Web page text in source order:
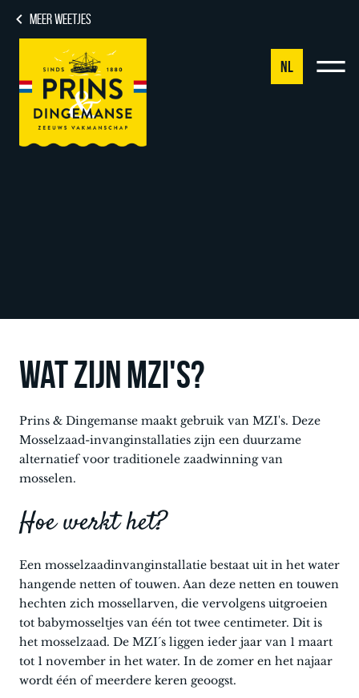
MEER WEETJES
NL
Wat zijn MZI's?
Prins & Dingemanse maakt gebruik van MZI's. Deze
Mosselzaad-invanginstallaties zijn een duurzame
alternatief voor traditionele zaadwinning van
mosselen.
Hoe werkt het?
Een mosselzaadinvanginstallatie bestaat uit in het water
hangende netten of touwen. Aan deze netten en touwen
hechten zich mossellarven, die vervolgens uitgroeien
tot babymosseltjes van één tot twee centimeter. Dit is
het mosselzaad. De MZI´s liggen ieder jaar van 1 maart
tot 1 november in het water. In de zomer en het najaar
wordt één of meerdere keren geoogst.